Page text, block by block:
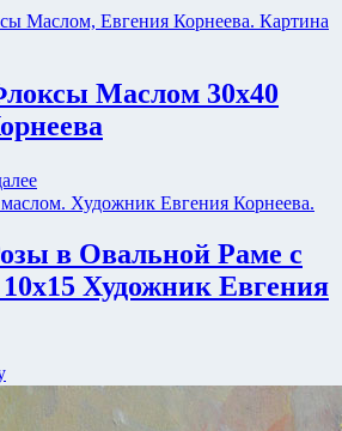
Маслом 30х40
в Овальной Раме с
Художник Евгения